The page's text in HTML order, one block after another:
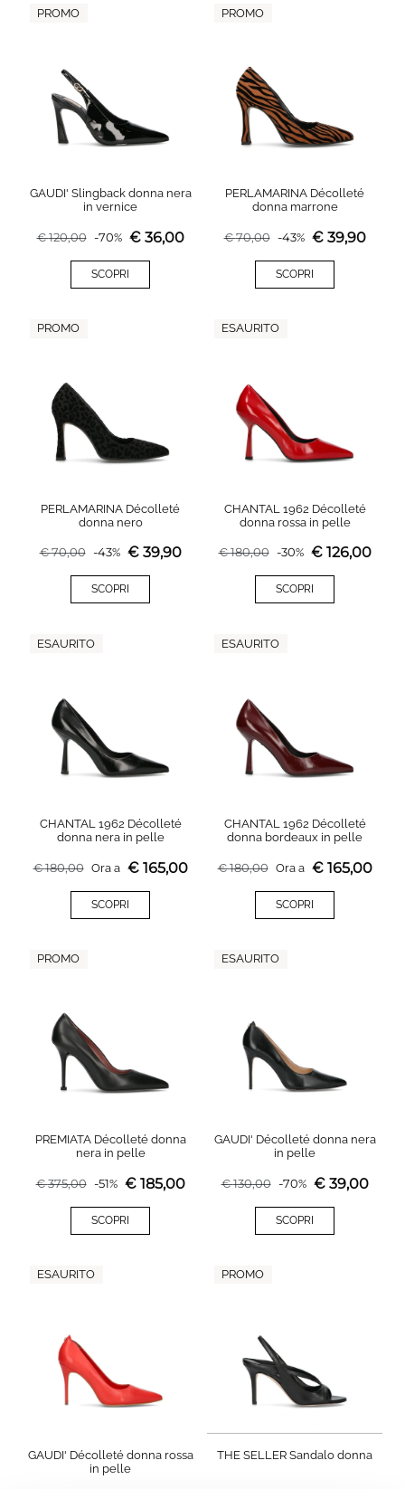
PROMO
GAUDI' Slingback donna nera
in vernice
€120,00 -70% € 36,00
SCOPRI
PROMO
PERLAMARINA Décolleté
donna marrone
€70,00 -43% € 39,90
SCOPRI
PROMO
PERLAMARINA Décolleté
donna nero
€70,00 -43% € 39,90
SCOPRI
ESAURITO
CHANTAL 1962 Décolleté
donna rossa in pelle
€180,00 -30% € 126,00
SCOPRI
ESAURITO
CHANTAL 1962 Décolleté
donna nera in pelle
€180,00 Ora a € 165,00
SCOPRI
ESAURITO
CHANTAL 1962 Décolleté
donna bordeaux in pelle
€180,00 Ora a € 165,00
SCOPRI
PROMO
PREMIATA Décolleté donna
nera in pelle
€375,00 -51% € 185,00
SCOPRI
ESAURITO
GAUDI' Décolleté donna nera
in pelle
€130,00 -70% € 39,00
SCOPRI
ESAURITO
GAUDI' Décolleté donna rossa
in pelle
PROMO
THE SELLER Sandalo donna